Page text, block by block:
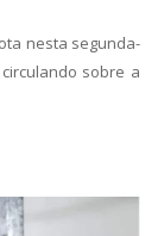
nesta segunda-
sobre a